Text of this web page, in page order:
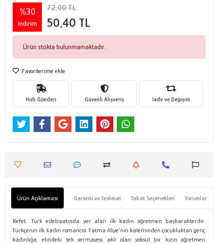
%30
indirim
72,00 TL
50,40 TL
Ürün stokta bulunmamaktadır.
Favorilerime ekle
Hızlı Gönderi Güvenli Alışveriş İade ve Değişim
Ürün Açıklaması Garanti ve Teslimat Taksit Seçenekleri Yorumlar
Refet, Türk edebiyatında yer alan ilk kadın öğretmen başkarakterdir.
Türkçenin ilk kadın romancısı Fatma Aliye’nin kaleminden çocukluktan genç
kadınlığa, elindeki tek sermayesi aklı olan yoksul bir kızın öğretmen